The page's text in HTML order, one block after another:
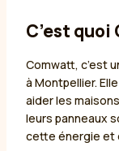
C’est quoi
Comwatt, c’est
à Montpellier.
aider les
leurs panneaux
cette énergie et